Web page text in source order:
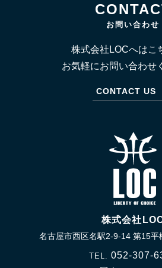
お問い合わせ
株式会社LOCへはこ
お気軽にお問い合わせ
CONTACT US
株式会社
名古屋市西区名駅2-9-14 第15平
TEL.
052-307-